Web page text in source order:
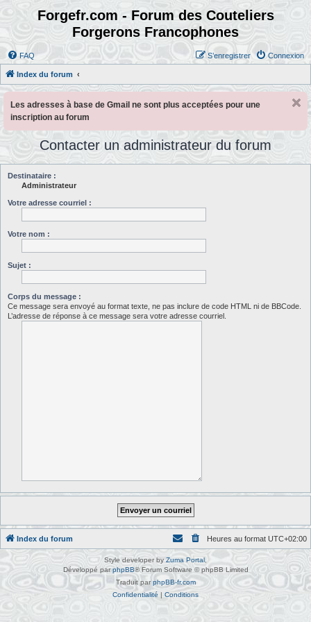
Forgefr.com - Forum des Couteliers
Forgerons Francophones
FAQ Connexion
S’enregistrer
Index du forum
Les adresses à base de Gmail ne sont plus acceptées pour une
inscription au forum
Contacter un administrateur du forum
Destinataire :
Administrateur
Votre adresse courriel :
Votre nom :
Sujet :
Corps du message :
Ce message sera envoyé au format texte, ne pas inclure de code HTML ni de BBCode.
L’adresse de réponse à ce message sera votre adresse courriel.
Index du forum Heures au format UTC+02:00
Style developer by Zuma Portal
Développé parphpBB® Forum Software © phpBB Limited
Traduit par phpBB-fr.com
Confidentialité | Conditions